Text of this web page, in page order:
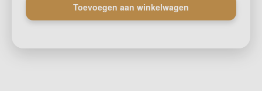
Toevoegen aan winkelwagen